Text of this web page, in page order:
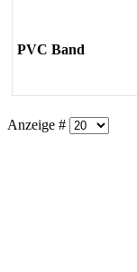
PVC Band
Anzeige #